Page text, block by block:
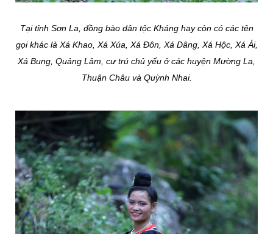
Tại tỉnh Sơn La, đồng bào dân tộc Kháng hay còn có các tên
gọi khác là Xá Khao, Xá Xúa, Xá Đôn, Xá Dâng, Xá Hộc, Xá Ái,
Xá Bung, Quảng Lâm, cư trú chủ yếu ở các huyện Mường La,
Thuận Châu và Quỳnh Nhai.